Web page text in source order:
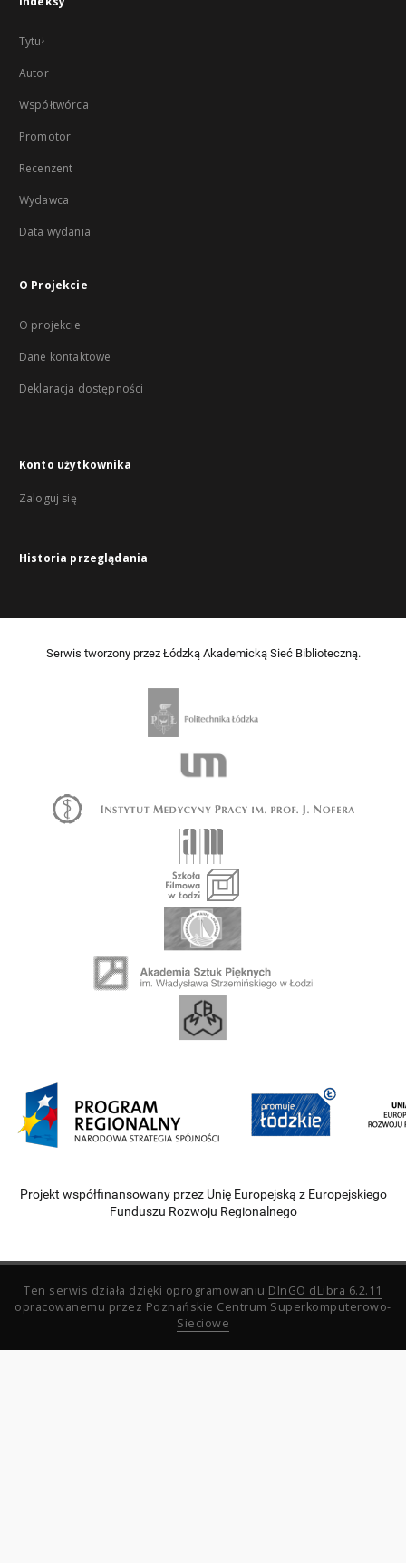
Tytuł
Autor
Współtwórca
Promotor
Recenzent
Wydawca
Data wydania
O Projekcie
O projekcie
Dane kontaktowe
Deklaracja dostępności
Konto użytkownika
Zaloguj się
Historia przeglądania
Serwis tworzony przez Łódzką Akademicką Sieć Biblioteczną.
Projekt współfinansowany przez Unię Europejską z Europejskiego
Funduszu Rozwoju Regionalnego
Ten serwis działa dzięki oprogramowaniu DInGO dLibra 6.2.11
opracowanemu przez Poznańskie Centrum Superkomputerowo-
Sieciowe